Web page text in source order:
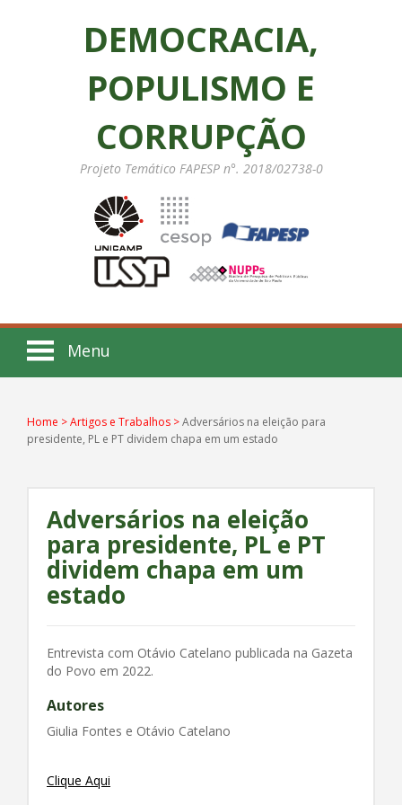
DEMOCRACIA,
POPULISMO E
CORRUPÇÃO
Projeto Temático FAPESP n°. 2018/02738-0
Menu
Home >Artigos e Trabalhos >Adversários na eleição para
presidente, PL e PT dividem chapa em um estado
Adversários na eleição
para presidente, PL e PT
dividem chapa em um
estado
Entrevista com Otávio Catelano publicada na Gazeta
do Povo em 2022.
Autores
Giulia Fontes e Otávio Catelano
Clique Aqui